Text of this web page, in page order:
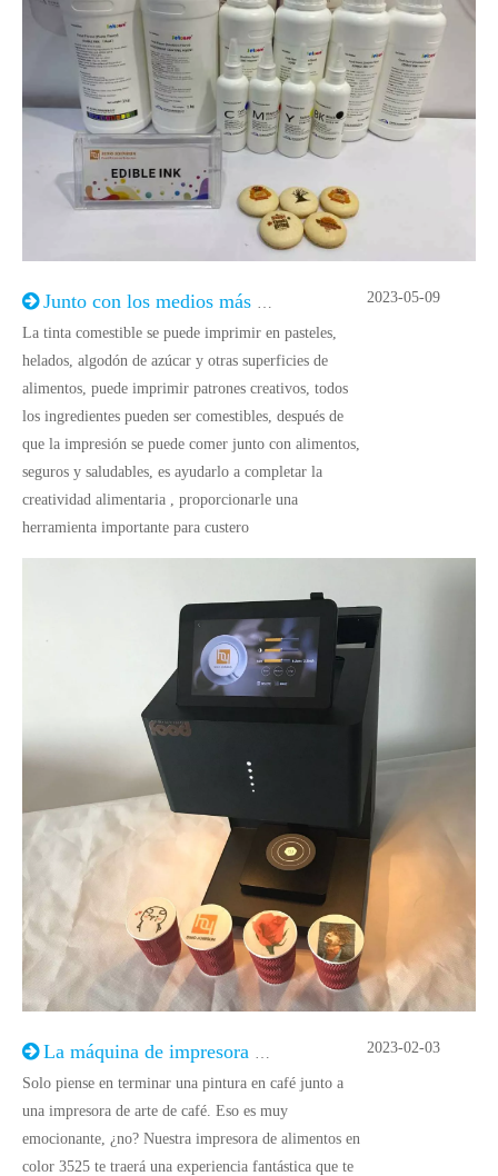
Junto con los medios más autorizados en China, nos centramos en la tinta de impresión de alimentos para crear alimentos creativos
La tinta comestible se puede imprimir en pasteles,
helados, algodón de azúcar y otras superficies de
alimentos, puede imprimir patrones creativos, todos
los ingredientes pueden ser comestibles, después de
que la impresión se puede comer junto con alimentos,
seguros y saludables, es ayudarlo a completar la
creatividad alimentaria , proporcionarle una
herramienta importante para custero
2023-05-09
La máquina de impresora de café en color le ofrece experiencia decorativa perfecta
Solo piense en terminar una pintura en café junto a
una impresora de arte de café. Eso es muy
emocionante, ¿no? Nuestra impresora de alimentos en
color 3525 te traerá una experiencia fantástica que te
2023-02-03